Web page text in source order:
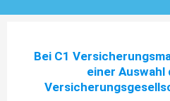
Bei C1
einer Auswahl